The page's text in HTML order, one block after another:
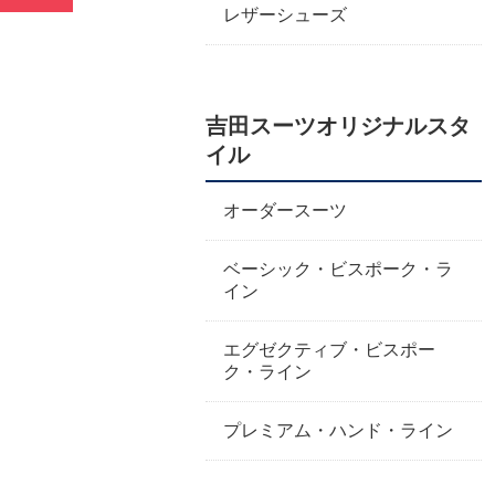
レザーシューズ
吉田スーツオリジナルスタ
イル
オーダースーツ
ベーシック・ビスポーク・ラ
イン
エグゼクティブ・ビスポー
ク・ライン
プレミアム・ハンド・ライン